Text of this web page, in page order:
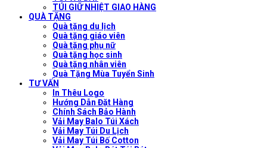
TÚI GIỮ NHIỆT GIAO HÀNG
QUÀ TẶNG
Quà tặng du lịch
Quà tặng giáo viên
Quà tặng phụ nữ
Quà tặng học sinh
Quà tặng nhân viên
Quà Tặng Mùa Tuyển Sinh
TƯ VẤN
In Thêu Logo
Hướng Dẫn Đặt Hàng
Chính Sách Bảo Hành
Vải May Balo Túi Xách
Vải May Túi Du Lịch
Vải May Túi Bố Cotton